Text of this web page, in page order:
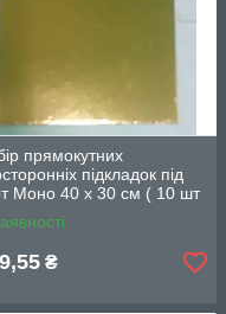
прямокутних
підкладок під
Моно 40 х 30 см ( 10 шт
₴